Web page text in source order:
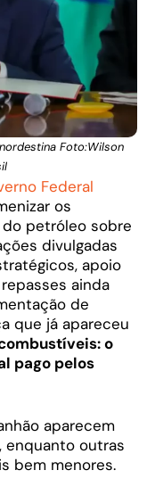
Foto:Wilson
Federal
os
petróleo sobre
divulgadas
apoio
ainda
de
que já apareceu
o
pago pelos
aparecem
enquanto outras
bem menores.